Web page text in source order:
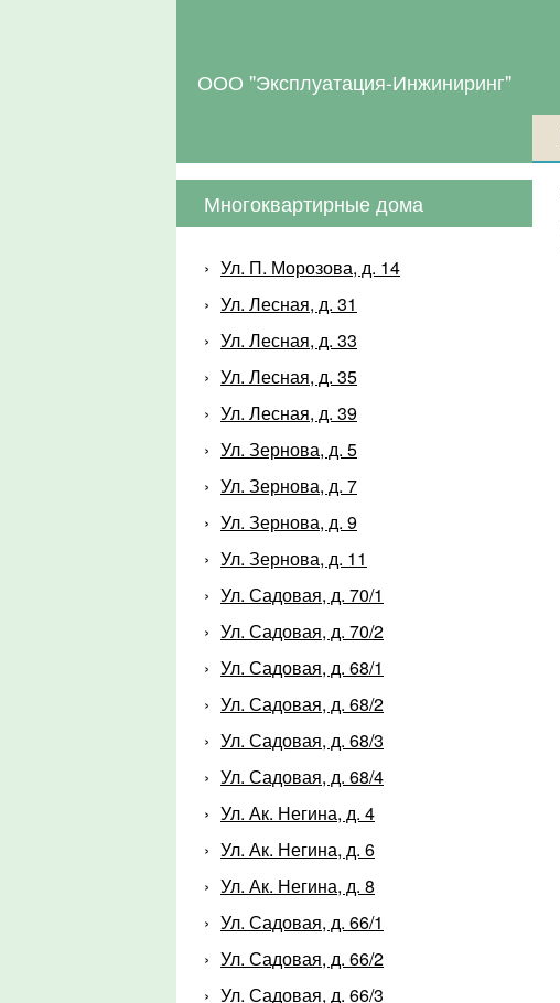
ООО "Эксплуатация-Инжиниринг"
Многоквартирные дома
Ул. П. Морозова, д. 14
Ул. Лесная, д. 31
Ул. Лесная, д. 33
Ул. Лесная, д. 35
Ул. Лесная, д. 39
Ул. Зернова, д. 5
Ул. Зернова, д. 7
Ул. Зернова, д. 9
Ул. Зернова, д. 11
Ул. Садовая, д. 70/1
Ул. Садовая, д. 70/2
Ул. Садовая, д. 68/1
Ул. Садовая, д. 68/2
Ул. Садовая, д. 68/3
Ул. Садовая, д. 68/4
Ул. Ак. Негина, д. 4
Ул. Ак. Негина, д. 6
Ул. Ак. Негина, д. 8
Ул. Садовая, д. 66/1
Ул. Садовая, д. 66/2
Ул. Садовая, д. 66/3